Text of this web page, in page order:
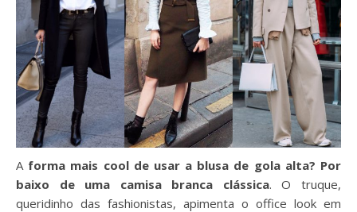
A forma mais cool de usar a blusa de gola alta? Por
baixo de uma camisa branca clássica. O truque,
queridinho das fashionistas, apimenta o office look em